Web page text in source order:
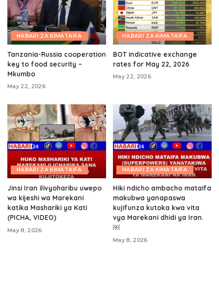
HABARI ZA KIMATAIFA
Tanzania-Russia cooperation
key to food security –
Mkumbo
May 22, 2026
HABARI ZA KIMATAIFA
BOT indicative exchange
rates for May 22, 2026
May 22, 2026
HABARI ZA KIMATAIFA
Jinsi Iran ilivyoharibu uwepo
wa kijeshi wa Marekani
katika Mashariki ya Kati
(PICHA, VIDEO)
May 8, 2026
HABARI ZA KIMATAIFA
Hiki ndicho ambacho mataifa
makubwa yanapaswa
kujifunza kutoka kwa vita
vya Marekani dhidi ya Iran.
￼
May 8, 2026